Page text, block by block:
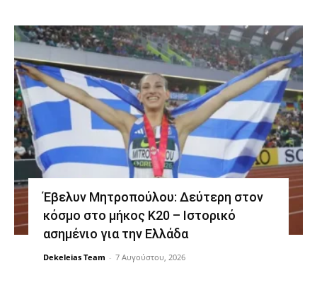
Έβελυν Μητροπούλου: Δεύτερη στον
κόσμο στο μήκος Κ20 – Ιστορικό
ασημένιο για την Ελλάδα
Dekeleias Team - 7 Αυγούστου, 2026